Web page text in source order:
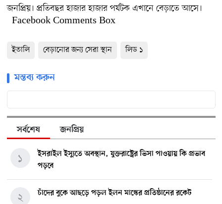
জনপ্রিয়। প্রতিবছর হাজার হাজার পর্যটক এখানে বেড়াতে আসে।
Facebook Comments Box
ইতালি বেড়ানোর জন্য সেরা স্থান লিড ১
মন্তব্য করুন
সর্বশেষ জনপ্রিয়
ইসরাইল ইস্যুতে অবস্থান, যুক্তরাষ্ট্রের ভিসা পাওয়ায় কি প্রভাব
পড়বে
১
চাঁদের বুকে আছড়ে পড়ল ইলন মাস্কের প্রতিষ্ঠানের রকেট
২